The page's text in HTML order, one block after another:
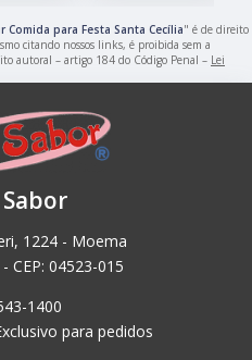
Comida para Festa Santa Cecília" é de direito
citando nossos links, é proibida sem a
autoral – artigo 184 do Código Penal – Lei
1224 - Moema
CEP: 04523-015
1400
para pedidos